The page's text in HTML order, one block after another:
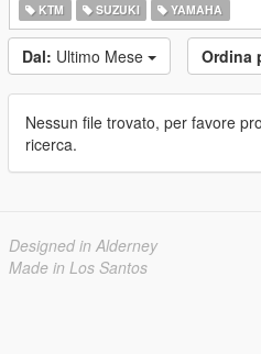
KTM
SUZUKI YAMAHA
Dal: Ultimo Mese Ordina
Nessun file trovato, per favore
ricerca.
Designed in Alderney
Made in Los Santos